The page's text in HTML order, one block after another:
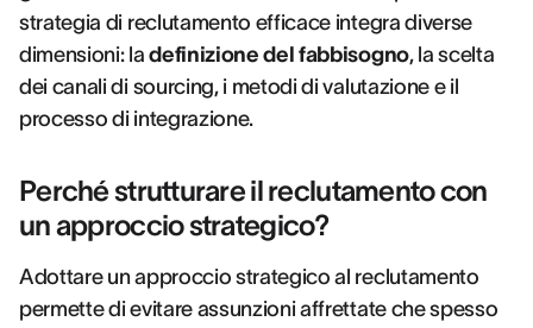
strategia di reclutamento efficace integra diverse
dimensioni: ladefinizione del fabbisogno, la scelta
dei canali di sourcing, i metodi di valutazione e il
processo di integrazione.
Perché strutturare il reclutamento con
un approccio strategico?
Adottare un approccio strategico al reclutamento
permette di evitare assunzioni affrettate che spesso